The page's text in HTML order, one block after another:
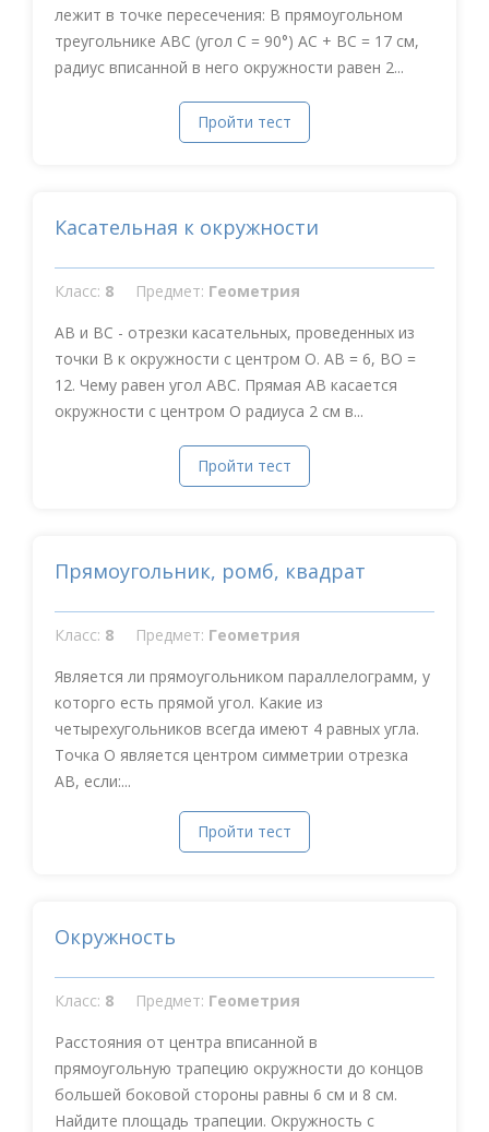
лежит в точке пересечения: В прямоугольном
треугольнике АВС (угол С = 90°) АС + ВС = 17 см,
радиус вписанной в него окружности равен 2...
Пройти тест
Касательная к окружности
Класс: 8 Предмет: Геометрия
АВ и ВС - отрезки касательных, проведенных из
точки В к окружности с центром О. АВ = 6, ВО =
12. Чему равен угол АВС. Прямая АВ касается
окружности с центром О радиуса 2 см в...
Пройти тест
Прямоугольник, ромб, квадрат
Класс: 8 Предмет: Геометрия
Является ли прямоугольником параллелограмм, у
которго есть прямой угол. Какие из
четырехугольников всегда имеют 4 равных угла.
Точка О является центром симметрии отрезка
АВ, если:...
Пройти тест
Окружность
Класс: 8 Предмет: Геометрия
Расстояния от центра вписанной в
прямоугольную трапецию окружности до концов
большей боковой стороны равны 6 см и 8 см.
Найдите площадь трапеции. Окружность с